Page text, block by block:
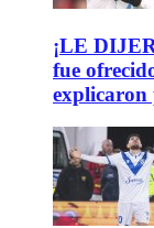
¡LE
fue
explicaron